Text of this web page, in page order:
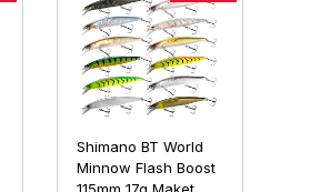
Shimano BT World
Minnow Flash Boost